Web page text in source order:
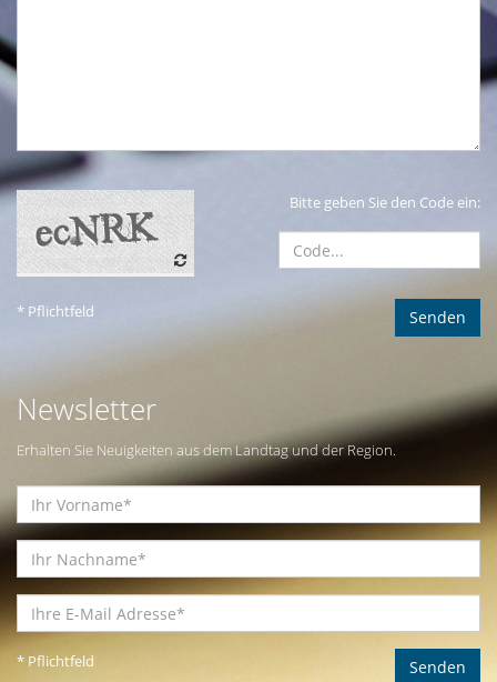
Bitte geben Sie den Code ein:
* Pflichtfeld
Newsletter
Erhalten Sie Neuigkeiten aus dem Landtag und der Region.
* Pflichtfeld